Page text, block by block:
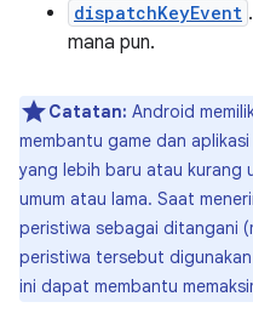
dispatchKeyEvent
mana pun.
Catatan: Android
membantu game dan
yang lebih baru atau kurang
umum atau lama. Saat
peristiwa sebagai ditangani
peristiwa tersebut
ini dapat membantu